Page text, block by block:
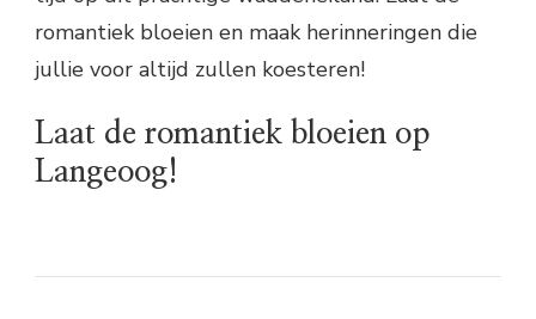
romantiek bloeien en maak herinneringen die
jullie voor altijd zullen koesteren!
Laat de romantiek bloeien op
Langeoog!